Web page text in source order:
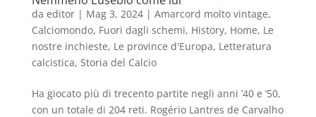
da editor| Mag 3, 2024| Amarcord molto vintage,
Calciomondo, Fuori dagli schemi, History, Home, Le
nostre inchieste, Le province d'Europa, Letteratura
calcistica, Storia del Calcio
Ha giocato più di trecento partite negli anni ’40 e ’50,
con un totale di 204 reti. Rogério Lantres de Carvalho